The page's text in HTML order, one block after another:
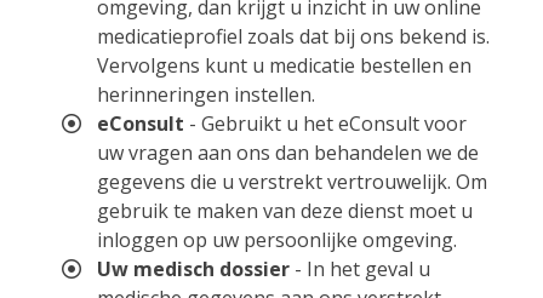
omgeving, dan krijgt u inzicht in uw online
medicatieprofiel zoals dat bij ons bekend is.
Vervolgens kunt u medicatie bestellen en
herinneringen instellen.
eConsult - Gebruikt u het eConsult voor
uw vragen aan ons dan behandelen we de
gegevens die u verstrekt vertrouwelijk. Om
gebruik te maken van deze dienst moet u
inloggen op uw persoonlijke omgeving.
Uw medisch dossier - In het geval u